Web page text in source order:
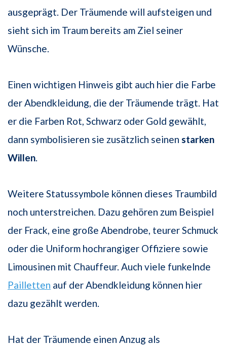
ausgeprägt. Der Träumende will aufsteigen und
sieht sich im Traum bereits am Ziel seiner
Wünsche.
Einen wichtigen Hinweis gibt auch hier die Farbe
der Abendkleidung, die der Träumende trägt. Hat
er die Farben Rot, Schwarz oder Gold gewählt,
dann symbolisieren sie zusätzlich seinen starken
Willen
Weitere Statussymbole können dieses Traumbild
noch unterstreichen. Dazu gehören zum Beispiel
der Frack, eine große Abendrobe, teurer Schmuck
oder die Uniform hochrangiger Offiziere sowie
Limousinen mit Chauffeur. Auch viele funkelnde
Pailletten auf der Abendkleidung können hier
dazu gezählt werden.
Hat der Träumende einen Anzug als